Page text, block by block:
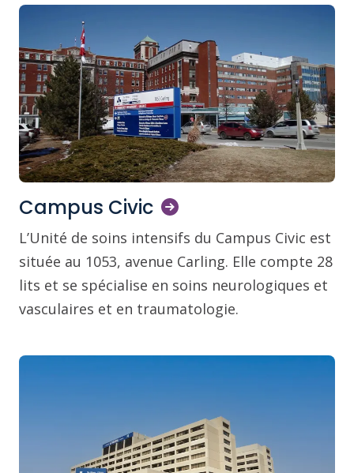
Campus Civic
L’Unité de soins intensifs du Campus Civic est
située au 1053, avenue Carling. Elle compte 28
lits et se spécialise en soins neurologiques et
vasculaires et en traumatologie.